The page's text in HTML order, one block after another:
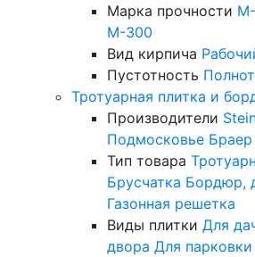
Марка прочности
М-300
Вид кирпича
Пустотность
Тротуарная плитка и
Производители
Подмосковье Браер
Тип товара
Брусчатка Бордюр,
Газонная решетка
Виды плитки Для
двора Для парковки